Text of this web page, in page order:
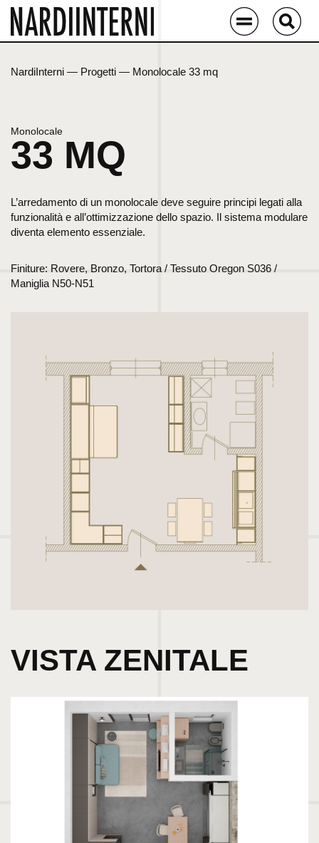
NardiInterni — Progetti — Monolocale 33 mq
Monolocale
33 MQ
L’arredamento di un monolocale deve seguire principi legati alla
funzionalità e all’ottimizzazione dello spazio. Il sistema modulare
diventa elemento essenziale.
Finiture: Rovere, Bronzo, Tortora / Tessuto Oregon S036 /
Maniglia N50-N51
VISTA ZENITALE